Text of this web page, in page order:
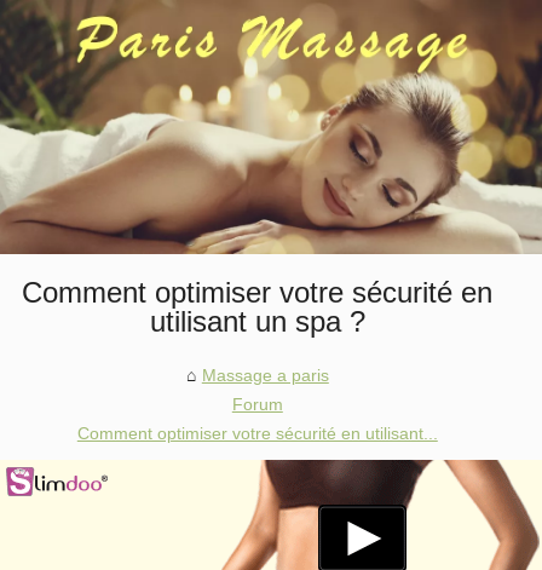
Comment optimiser votre sécurité en
utilisant un spa ?
Massage a paris
Forum
Comment optimiser votre sécurité en utilisant...